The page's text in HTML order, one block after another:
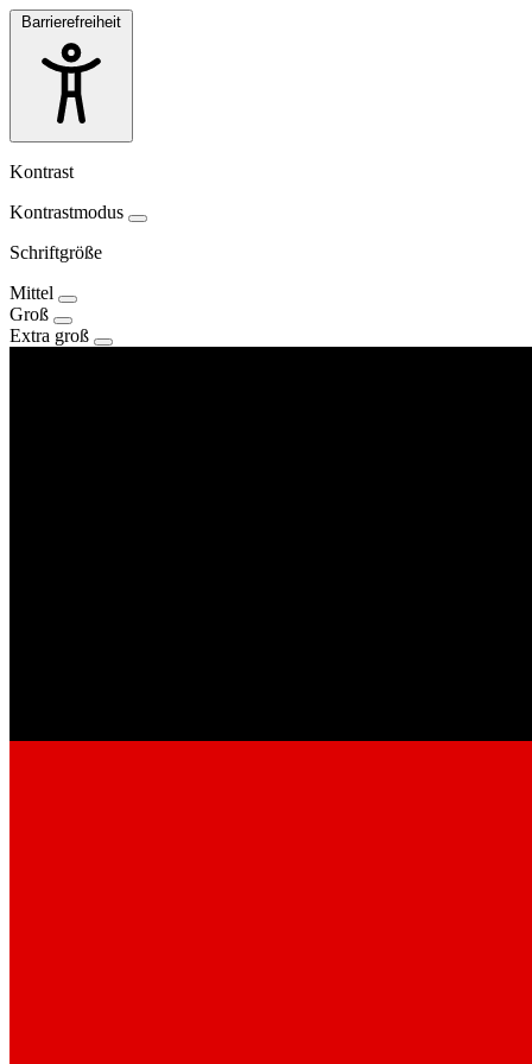
Barrierefreiheit
Kontrast
Kontrastmodus
Schriftgröße
Mittel
Groß
Extra groß